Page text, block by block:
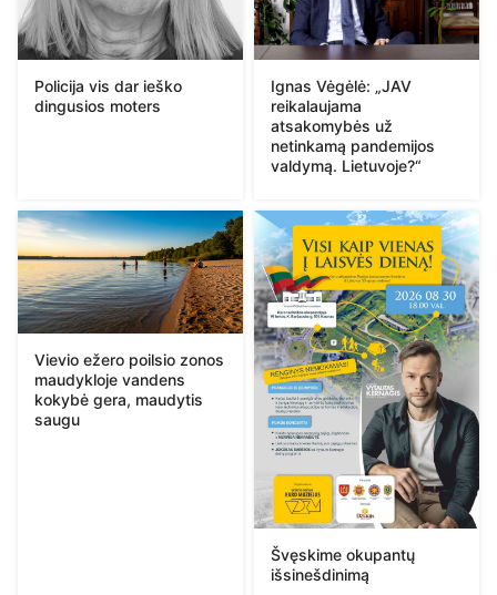
Policija vis dar ieško
dingusios moters
Ignas Vėgėlė: „JAV
reikalaujama
atsakomybės už
netinkamą pandemijos
valdymą. Lietuvoje?“
Vievio ežero poilsio zonos
maudykloje vandens
kokybė gera, maudytis
saugu
Švęskime okupantų
išsinešdinimą